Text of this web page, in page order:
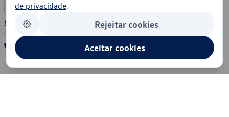
Segurança
de privacidade.
Rejeitar cookies
Aceitar cookies